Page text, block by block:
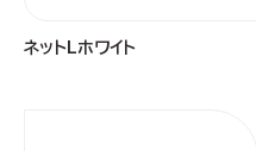
ネットLホワイト